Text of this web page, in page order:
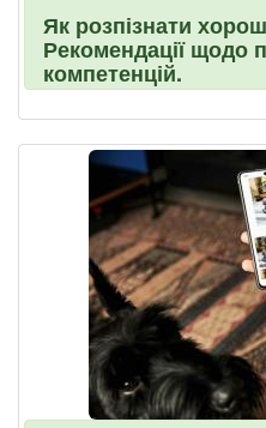
Як розпізнати
Рекомендації щодо
компетенцій.